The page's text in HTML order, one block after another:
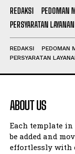
REDAKSI PEDOMAN
PERSYARATAN LAYANAN
REDAKSI PEDOMAN
PERSYARATAN
ABOUT US
Each template
be added and
effortlessly with